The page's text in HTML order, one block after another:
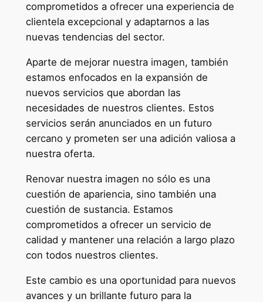
comprometidos a ofrecer una experiencia de
clientela excepcional y adaptarnos a las
nuevas tendencias del sector.
Aparte de mejorar nuestra imagen, también
estamos enfocados en la expansión de
nuevos servicios que abordan las
necesidades de nuestros clientes. Estos
servicios serán anunciados en un futuro
cercano y prometen ser una adición valiosa a
nuestra oferta.
Renovar nuestra imagen no sólo es una
cuestión de apariencia, sino también una
cuestión de sustancia. Estamos
comprometidos a ofrecer un servicio de
calidad y mantener una relación a largo plazo
con todos nuestros clientes.
Este cambio es una oportunidad para nuevos
avances y un brillante futuro para la